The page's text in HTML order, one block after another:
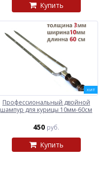
Купить
ХИТ
Профессиональный двойной
шампур для курицы 10мм-60см
450 руб.
Купить